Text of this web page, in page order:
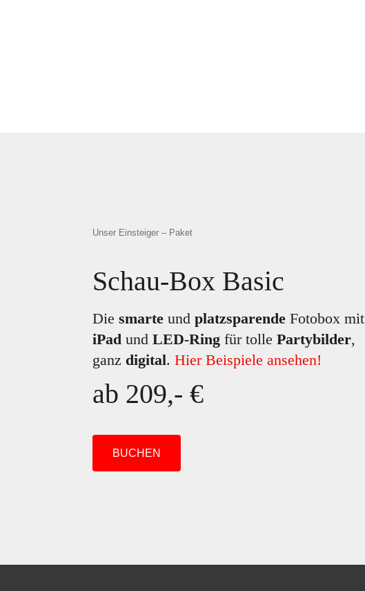
Unser Einsteiger – Paket
Schau-Box Basic
Diesmarte undplatzsparende Fotobox mit
iPad undLED-Ring für tollePartybilder,
ganz digital.Hier Beispiele ansehen!
ab 209,- €
BUCHEN